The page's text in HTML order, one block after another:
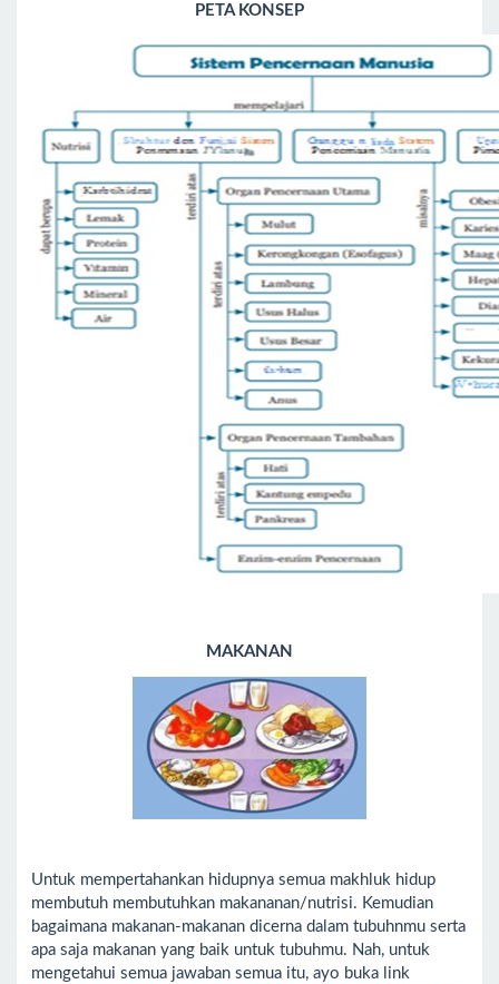
PETA KONSEP
MAKANAN
Untuk mempertahankan hidupnya semua makhluk hidup
membutuh membutuhkan makananan/nutrisi. Kemudian
bagaimana makanan-makanan dicerna dalam tubuhnmu serta
apa saja makanan yang baik untuk tubuhmu. Nah, untuk
mengetahui semua jawaban semua itu, ayo buka link